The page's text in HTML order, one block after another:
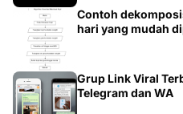
Contoh
hari yang mudah
Grup Link Viral
Telegram dan WA